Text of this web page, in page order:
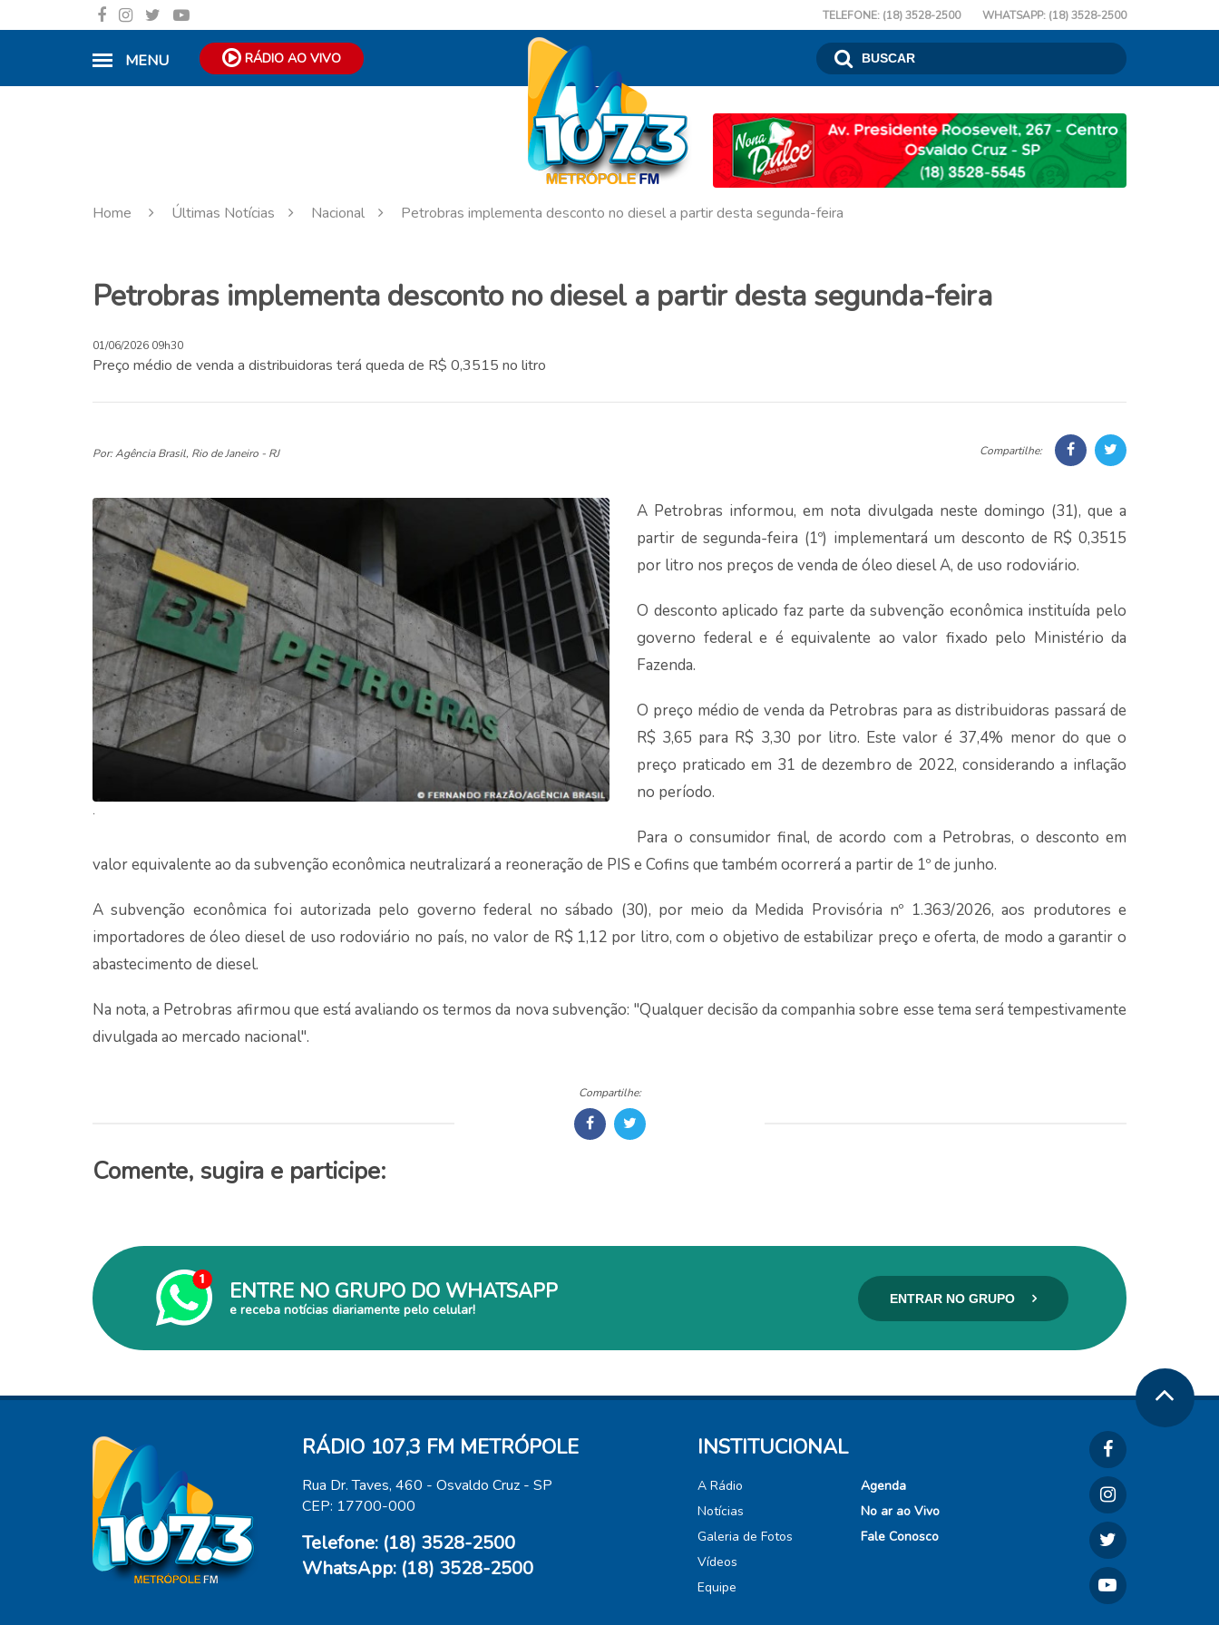
TELEFONE: (18) 3528-2500 WHATSAPP: (18) 3528-2500
MENU RÁDIO AO VIVO
Home Últimas Notícias Nacional Petrobras implementa desconto no diesel a partir desta segunda-feira
Petrobras implementa desconto no diesel a partir desta segunda-feira
01/06/2026 09h30
Preço médio de venda a distribuidoras terá queda de R$ 0,3515 no litro
Por: Agência Brasil, Rio de Janeiro - RJ Compartilhe:
.
A Petrobras informou, em nota divulgada neste domingo (31), que a
partir de segunda-feira (1º) implementará um desconto de R$ 0,3515
por litro nos preços de venda de óleo diesel A, de uso rodoviário.
O desconto aplicado faz parte da subvenção econômica instituída pelo
governo federal e é equivalente ao valor fixado pelo Ministério da
Fazenda.
O preço médio de venda da Petrobras para as distribuidoras passará de
R$ 3,65 para R$ 3,30 por litro. Este valor é 37,4% menor do que o
preço praticado em 31 de dezembro de 2022, considerando a inflação
no período.
Para o consumidor final, de acordo com a Petrobras, o desconto em
valor equivalente ao da subvenção econômica neutralizará a reoneração de PIS e Cofins que também ocorrerá a partir de 1º de junho.
A subvenção econômica foi autorizada pelo governo federal no sábado (30), por meio da Medida Provisória nº 1.363/2026, aos produtores e
importadores de óleo diesel de uso rodoviário no país, no valor de R$ 1,12 por litro, com o objetivo de estabilizar preço e oferta, de modo a garantir o
abastecimento de diesel.
Na nota, a Petrobras afirmou que está avaliando os termos da nova subvenção: "Qualquer decisão da companhia sobre esse tema será tempestivamente
divulgada ao mercado nacional".
Compartilhe:
Comente, sugira e participe:
ENTRE NO GRUPO DO WHATSAPP
e receba notícias diariamente pelo celular!
ENTRAR NO GRUPO
RÁDIO 107,3 FM METRÓPOLE
Rua Dr. Taves, 460 - Osvaldo Cruz - SP
CEP: 17700-000
Telefone: (18) 3528-2500
WhatsApp: (18) 3528-2500
INSTITUCIONAL
A Rádio
Notícias
Galeria de Fotos
Vídeos
Equipe
Agenda
No ar ao Vivo
Fale Conosco